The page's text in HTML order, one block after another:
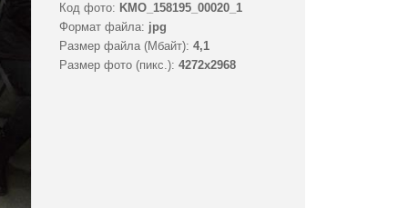
Код фото: KMO_158195_00020_1
Формат файла: jpg
Размер файла (Мбайт): 4,1
Размер фото (пикс.): 4272x2968